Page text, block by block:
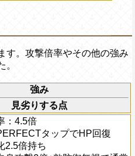
す。攻撃倍率やその他の強み
。
強み
見劣りする点
：4.5倍
タップでHP回復
2.5倍持ち